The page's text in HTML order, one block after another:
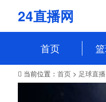
24直播网
首页
当前位置： 首页 > 足球直播